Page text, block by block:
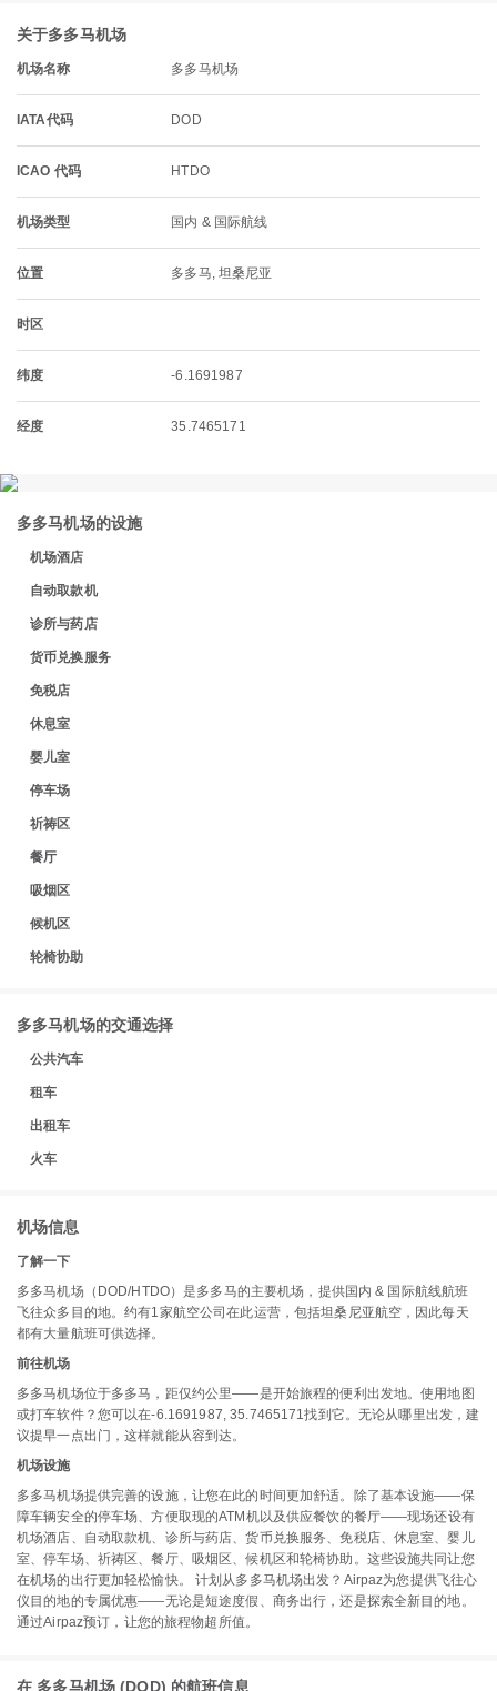
关于多多马机场
机场名称 多多马机场
IATA代码 DOD
ICAO 代码 HTDO
机场类型 国内 & 国际航线
位置 多多马, 坦桑尼亚
时区
纬度 -6.1691987
经度 35.7465171
多多马机场的设施
机场酒店
自动取款机
诊所与药店
货币兑换服务
免税店
休息室
婴儿室
停车场
祈祷区
餐厅
吸烟区
候机区
轮椅协助
多多马机场的交通选择
公共汽车
租车
出租车
火车
机场信息
了解一下
多多马机场（DOD/HTDO）是多多马的主要机场，提供国内 & 国际航线航班
飞往众多目的地。约有1家航空公司在此运营，包括坦桑尼亚航空，因此每天
都有大量航班可供选择。
前往机场
多多马机场位于多多马，距仅约公里——是开始旅程的便利出发地。使用地图
或打车软件？您可以在-6.1691987, 35.7465171找到它。无论从哪里出发，建
议提早一点出门，这样就能从容到达。
机场设施
多多马机场提供完善的设施，让您在此的时间更加舒适。除了基本设施——保
障车辆安全的停车场、方便取现的ATM机以及供应餐饮的餐厅——现场还设有
机场酒店、自动取款机、诊所与药店、货币兑换服务、免税店、休息室、婴儿
室、停车场、祈祷区、餐厅、吸烟区、候机区和轮椅协助。这些设施共同让您
在机场的出行更加轻松愉快。 计划从多多马机场出发？Airpaz为您提供飞往心
仪目的地的专属优惠——无论是短途度假、商务出行，还是探索全新目的地。
通过Airpaz预订，让您的旅程物超所值。
在 多多马机场 (DOD) 的航班信息